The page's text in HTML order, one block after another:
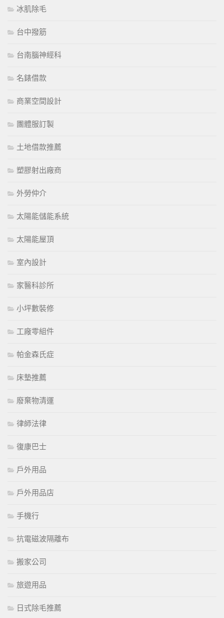
冰肌除毛
台中撥筋
台南腦神經科
名錶借款
商業空間設計
團體服訂製
土地借款推薦
塑膠射出廠商
外勞仲介
太陽能儲能系統
太陽能屋頂
室內設計
家醫科診所
小坪數裝修
工廠零組件
帕金森氏症
床墊推薦
廢棄物清運
律師法律
復康巴士
戶外用品
戶外用品店
手機行
抗電磁波隔離布
搬家公司
旅遊用品
日式除毛推薦